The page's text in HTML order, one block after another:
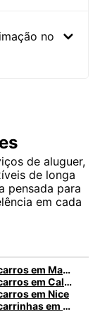
no
de aluguer,
de longa
pensada para
em cada
Aluguer de carros em Madrid
Aluguer de carros em Caldas da Rainha
em Nice
Aluguer de carrinhas em Santa Maria da Feira